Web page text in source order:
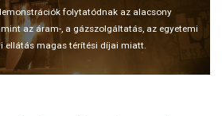
folytatódnak az alacsony
az áram-, a gázszolgáltatás, az egyetemi
ellátás magas térítési díjai miatt.